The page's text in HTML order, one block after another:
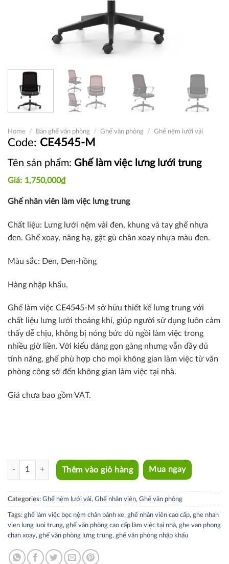
Home / Bàn ghế văn phòng / Ghế văn phòng / Ghế nệm lưới vải
CE4545-M
Tên sản phẩm: Ghế làm việc lưng lưới trung
1,750,000₫
Ghế nhân viên làm việc lưng trung
Chất liệu: Lưng lưới nệm vải đen, khung và tay ghế nhựa
đen. Ghế xoay, nâng hạ, gật gù chân xoay nhựa màu đen.
Màu sắc: Đen, Đen-hồng
Hàng nhập khẩu.
Ghế làm việc CE4545-M sở hữu thiết kế lưng trung với
chất liệu lưng lưới thoáng khí, giúp người sử dụng luôn cảm
thấy dễ chịu, không bị nóng bức dù ngồi làm việc trong
nhiều giờ liền. Với kiểu dáng gọn gàng nhưng vẫn đầy đủ
tính năng, ghế phù hợp cho mọi không gian làm việc từ văn
phòng công sở đến không gian làm việc tại nhà.
Giá chưa bao gồm VAT.
CE4545-M quantity
Thêm vào giỏ hàng Mua ngay
Categories: Ghế nệm lưới vải, Ghế nhân viên, Ghế văn phòng
Tags: ghế làm việc bọc nệm chân bánh xe, ghế nhân viên cao cấp, ghe nhan
vien lung luoi trung, ghế văn phòng cao cấp làm việc tại nhà, ghe van phong
chan xoay, ghế văn phòng lưng trung, ghế văn phòng nhập khẩu